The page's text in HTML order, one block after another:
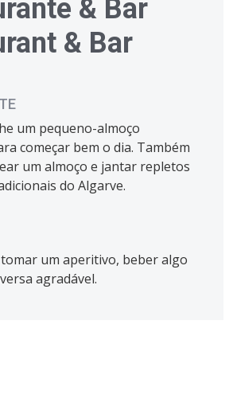
& Bar
& Bar
um pequeno-almoço
começar bem o dia. Também
um almoço e jantar repletos
do Algarve.
um aperitivo, beber algo
agradável.